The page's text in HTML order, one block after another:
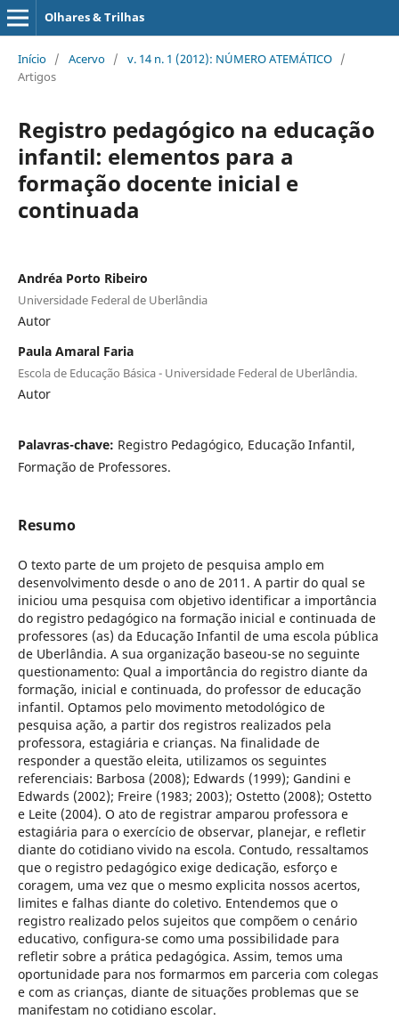
Olhares & Trilhas
Início / Acervo / v. 14 n. 1 (2012): NÚMERO ATEMÁTICO /
Artigos
Registro pedagógico na educação
infantil: elementos para a
formação docente inicial e
continuada
Andréa Porto Ribeiro
Universidade Federal de Uberlândia
Autor
Paula Amaral Faria
Escola de Educação Básica - Universidade Federal de Uberlândia.
Autor
Palavras-chave: Registro Pedagógico, Educação Infantil,
Formação de Professores.
Resumo
O texto parte de um projeto de pesquisa amplo em
desenvolvimento desde o ano de 2011. A partir do qual se
iniciou uma pesquisa com objetivo identificar a importância
do registro pedagógico na formação inicial e continuada de
professores (as) da Educação Infantil de uma escola pública
de Uberlândia. A sua organização baseou-se no seguinte
questionamento: Qual a importância do registro diante da
formação, inicial e continuada, do professor de educação
infantil. Optamos pelo movimento metodológico de
pesquisa ação, a partir dos registros realizados pela
professora, estagiária e crianças. Na finalidade de
responder a questão eleita, utilizamos os seguintes
referenciais: Barbosa (2008); Edwards (1999); Gandini e
Edwards (2002); Freire (1983; 2003); Ostetto (2008); Ostetto
e Leite (2004). O ato de registrar amparou professora e
estagiária para o exercício de observar, planejar, e refletir
diante do cotidiano vivido na escola. Contudo, ressaltamos
que o registro pedagógico exige dedicação, esforço e
coragem, uma vez que o mesmo explicita nossos acertos,
limites e falhas diante do coletivo. Entendemos que o
registro realizado pelos sujeitos que compõem o cenário
educativo, configura-se como uma possibilidade para
refletir sobre a prática pedagógica. Assim, temos uma
oportunidade para nos formarmos em parceria com colegas
e com as crianças, diante de situações problemas que se
manifestam no cotidiano escolar.